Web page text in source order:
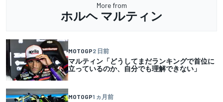
More from
ホルヘ マルティン
MOTOGP2 日前
マルティン「どうしてまだランキングで首位に
立っているのか、自分でも理解できない」
MOTOGP1 ヵ月前